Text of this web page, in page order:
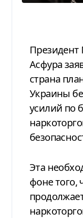
Президент Гондураса Насри
Асфура
страна
Украины
усилий по
Эта необходимость назрела на
фоне того,